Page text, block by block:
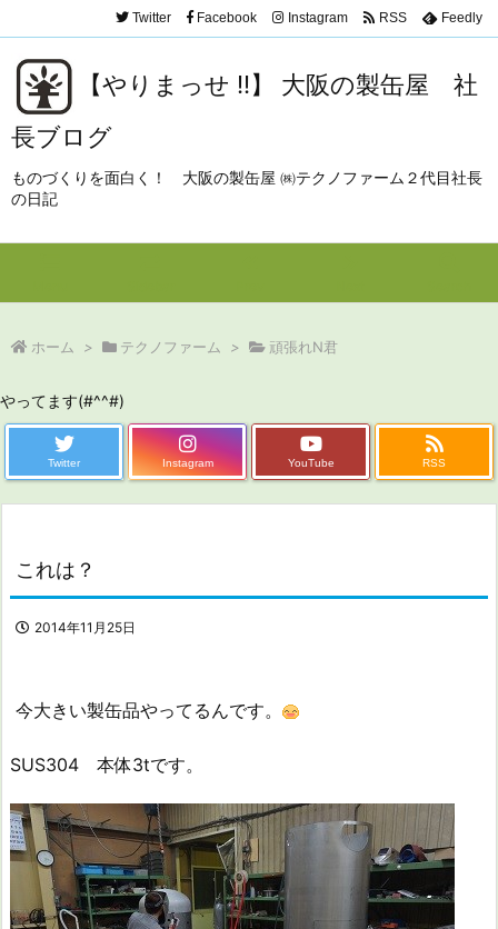
【やりまっせ !!】 大阪の製缶屋 社
長ブログ
ものづくりを面白く！ 大阪の製缶屋 ㈱テクノファーム２代目社長
の日記
Twitter Facebook Instagram RSS Feedly
ホーム > テクノファーム > 頑張れN君
やってます(#^^#)
Twitter Instagram YouTube RSS
これは？
2014年11月25日
今大きい製缶品やってるんです。
SUS304 本体3tです。